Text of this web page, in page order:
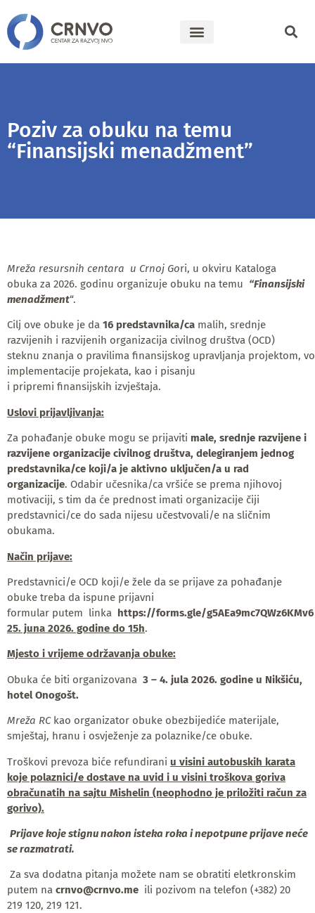
Poziv za obuku na temu
“Finansijski menadžment”
Mreža resursnih centara u Crnoj Gori, u okviru Kataloga
obuka za 2026. godinu organizuje obuku na temu “Finansijski
menadžment“.
Cilj ove obuke je da 16 predstavnika/ca malih, srednje
razvijenih i razvijenih organizacija civilnog društva (OCD)
steknu znanja o pravilima finansijskog upravljanja projektom,
implementacije projekata, kao i pisanju
i pripremi finansijskih izvještaja.
Uslovi prijavljivanja:
Za pohađanje obuke mogu se prijaviti male, srednje razvijene i
razvijene organizacije civilnog društva, delegiranjem jednog
predstavnika/ce koji/a je aktivno uključen/a u rad
organizacije. Odabir učesnika/ca vršiće se prema njihovoj
motivaciji, s tim da će prednost imati organizacije čiji
predstavnici/ce do sada nijesu učestvovali/e na sličnim
obukama.
Način prijave:
Predstavnici/e OCD koji/e žele da se prijave za pohađanje
obuke treba da ispune prijavni
formular putem linka https://forms.gle/g5AEa9mc7QWz6KMv6
25. juna 2026. godine do 15h.
Mjesto i vrijeme održavanja obuke:
Obuka će biti organizovana 3 – 4. jula 2026. godine u Nikšiću,
hotel Onogošt.
Mreža RCkao organizator obuke obezbijediće materijale,
smještaj, hranu i osvježenje za polaznike/ce obuke.
Troškovi prevoza biće refundirani u visini autobuskih karata
koje polaznici/e dostave na uvid i u visini troškova goriva
obračunatih na sajtu Mishelin (neophodno je priložiti račun za
gorivo).
Prijave koje stignu nakon isteka roka i nepotpune prijave neće
se razmatrati.
Za sva dodatna pitanja možete nam se obratiti eletkronskim
putem na crnvo@crnvo.me ili pozivom na telefon (+382) 20
219 120, 219 121.